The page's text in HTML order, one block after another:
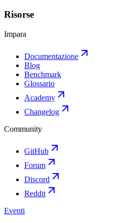
Risorse
Impara
Documentazione
Blog
Benchmark
Glossario
Academy
Changelog
Community
GitHub
Forum
Discord
Reddit
Eventi